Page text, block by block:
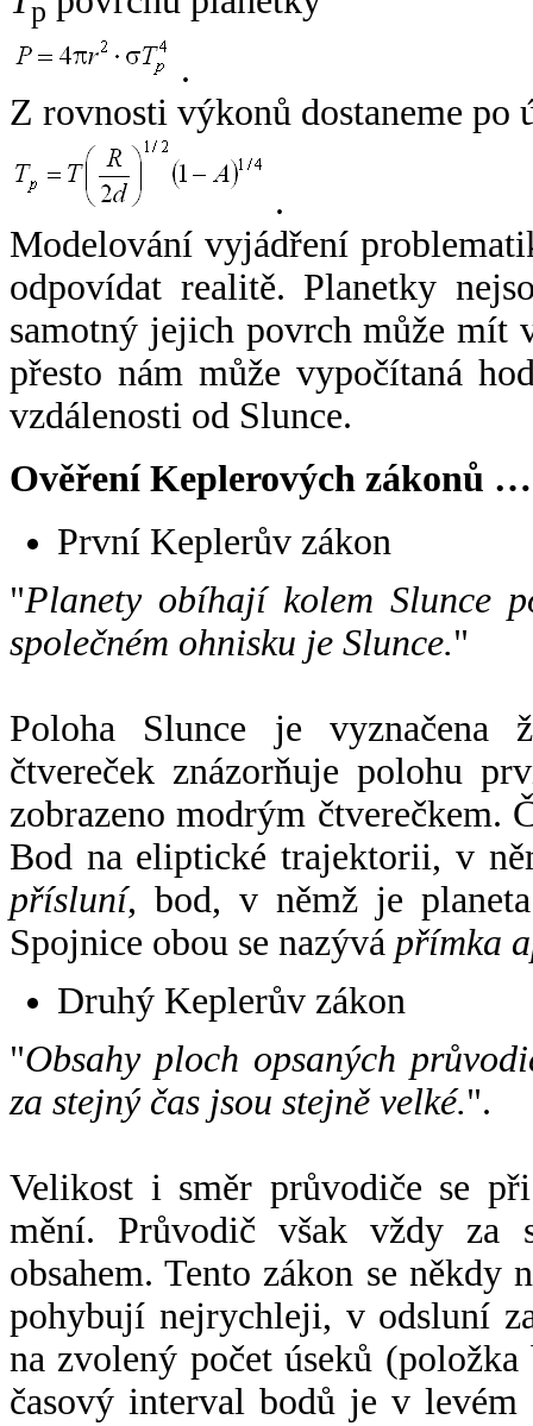
p
.
Z rovnosti výkonů dostaneme po
.
Modelování vyjádření
odpovídat realitě. Planetky
samotný jejich povrch může mít
přesto nám může vypočítaná
vzdálenosti od Slunce.
Ověření Keplerových zákonů …
První Keplerův zákon
"Planety obíhají kolem Slunce
společném ohnisku je Slunce."
Poloha Slunce je vyznačena
čtvereček znázorňuje polohu
zobrazeno modrým čtverečkem.
Bod na eliptické trajektorii, v
přísluní, bod, v němž je
Spojnice obou se nazývá přímka
Druhý Keplerův zákon
"Obsahy ploch opsaných
za stejný čas jsou stejně velké.".
Velikost i směr průvodiče se
mění. Průvodič však vždy za
obsahem. Tento zákon se někdy
pohybují nejrychleji, v odsluní
na zvolený počet úseků
časový interval bodů je v